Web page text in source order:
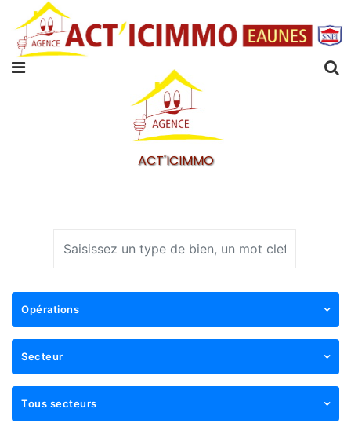
ACT'ICIMMO
Opérations
Secteur
Tous secteurs